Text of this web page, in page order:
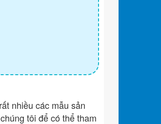
nhiều các mẫu sản
tôi để có thể tham